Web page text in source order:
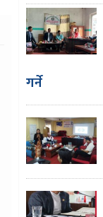
गर्ने